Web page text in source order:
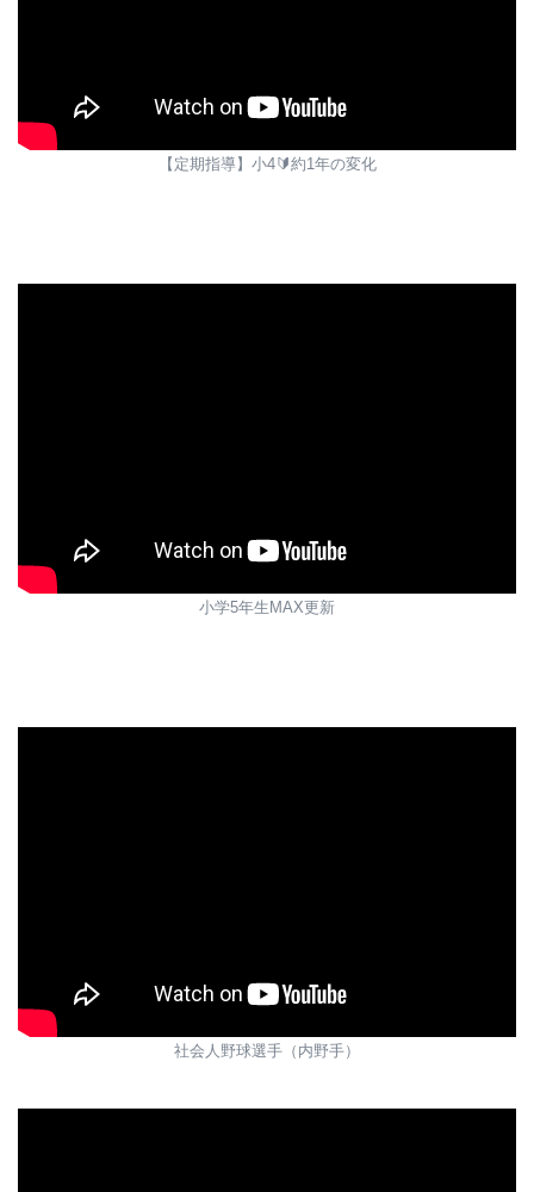
【定期指導】小4🔰約1年の変化
小学5年生MAX更新
社会人野球選手（内野手）